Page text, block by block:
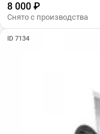
8 000 ₽
Снято с производства
ID 7134